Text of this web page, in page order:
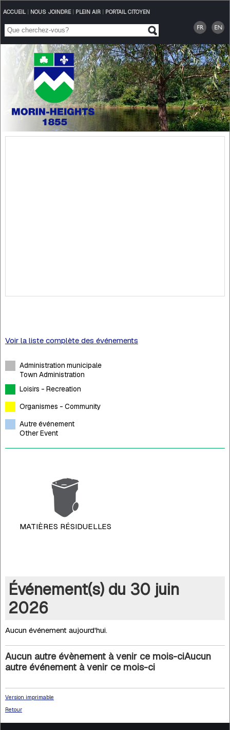
ACCUEIL| NOUS JOINDRE| PLEIN AIR| PORTAIL CITOYEN
Voir la liste complète des événements
Administration municipale
Town Administration
Loisirs - Recreation
Organismes - Community
Autre événement
Other Event
MATIÈRES RÉSIDUELLES
Événement(s) du 30 juin
2026
Aucun événement aujourd'hui.
Aucun autre évènement à venir ce mois-ciAucun
autre événement à venir ce mois-ci
Version imprimable
Retour